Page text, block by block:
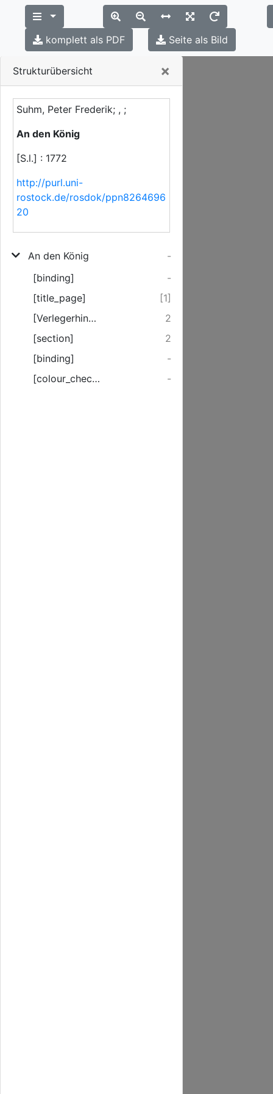
Strukturübersicht ×
Suhm, Peter Frederik; , ;
An den König
[S.l.] : 1772
http://purl.uni-
rostock.de/rosdok/ppn8264696
20
An den König
-
[binding]
-
[title_page]
[1]
[Verlegerhinweis]
2
[section]
2
[binding]
-
[colour_checker]
-
komplett als PDF Seite als Bild